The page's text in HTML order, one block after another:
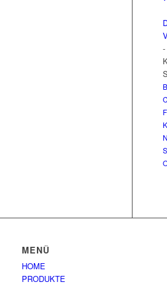
MENÜ
HOME
PRODUKTE